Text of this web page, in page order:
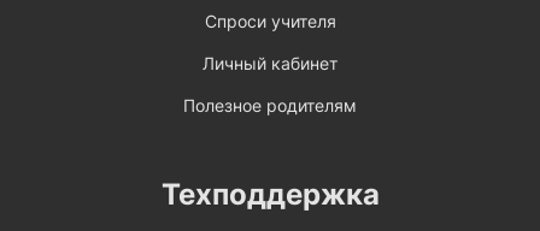
Спроси учителя
Личный кабинет
Полезное родителям
Техподдержка